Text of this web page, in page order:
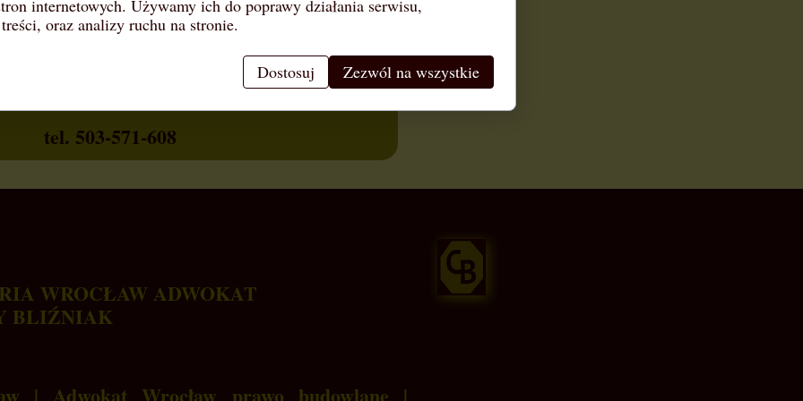
ADWOKACKA WROCŁAW
PRAWNIK BUDOWLANY
tel. 503-571-608
WROCŁAW ADWOKAT
BLIŹNIAK
internetowych. Używamy ich do poprawy działania serwisu,
oraz analizy ruchu na stronie.
Dostosuj Zezwól na wszystkie